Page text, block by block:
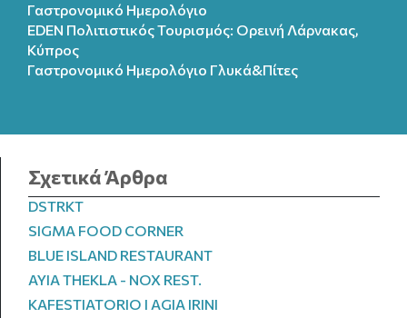
Γαστρονομικό Ημερολόγιο
EDEN Πολιτιστικός Τουρισμός: Ορεινή Λάρνακας,
Κύπρος
Γαστρονομικό Ημερολόγιo Γλυκά&Πίτες
Σχετικά Άρθρα
DSTRKT
SIGMA FOOD CORNER
BLUE ISLAND RESTAURANT
ΑΥΙΑ THEKLA - NOX REST.
KAFESTIATORIO I AGIA IRINI